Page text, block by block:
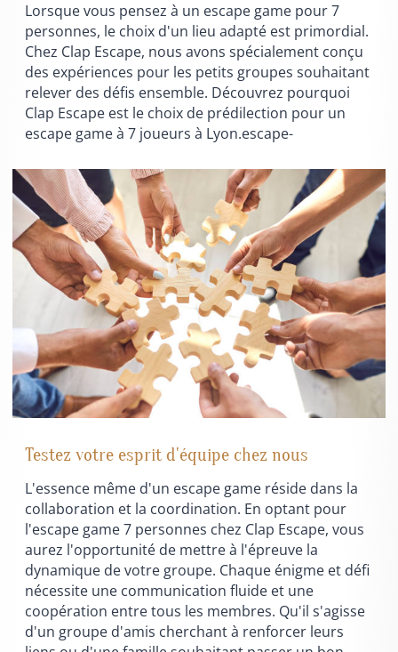
Lorsque vous pensez à un escape game pour 7
personnes, le choix d'un lieu adapté est primordial.
Chez Clap Escape, nous avons spécialement conçu
des expériences pour les petits groupes souhaitant
relever des défis ensemble. Découvrez pourquoi
Clap Escape est le choix de prédilection pour un
escape game à 7 joueurs à Lyon.escape-
Testez votre esprit d'équipe chez nous
L'essence même d'un escape game réside dans la
collaboration et la coordination. En optant pour
l'escape game 7 personnes chez Clap Escape, vous
aurez l'opportunité de mettre à l'épreuve la
dynamique de votre groupe. Chaque énigme et défi
nécessite une communication fluide et une
coopération entre tous les membres. Qu'il s'agisse
d'un groupe d'amis cherchant à renforcer leurs